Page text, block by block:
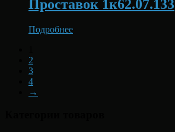
Проставок 1к62.07.133
Подробнее
2
3
4
→